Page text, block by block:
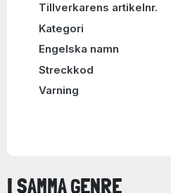
Tillverkarens artikelnr.
Kategori
Engelska namn
Streckkod
Varning
I SAMMA GENRE